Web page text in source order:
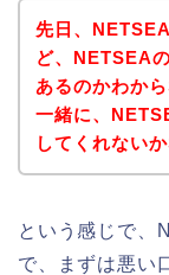
先日、
ど、NETSEA
あるのかわか
一緒に、
してくれない
という感じで、
で、まずは悪い